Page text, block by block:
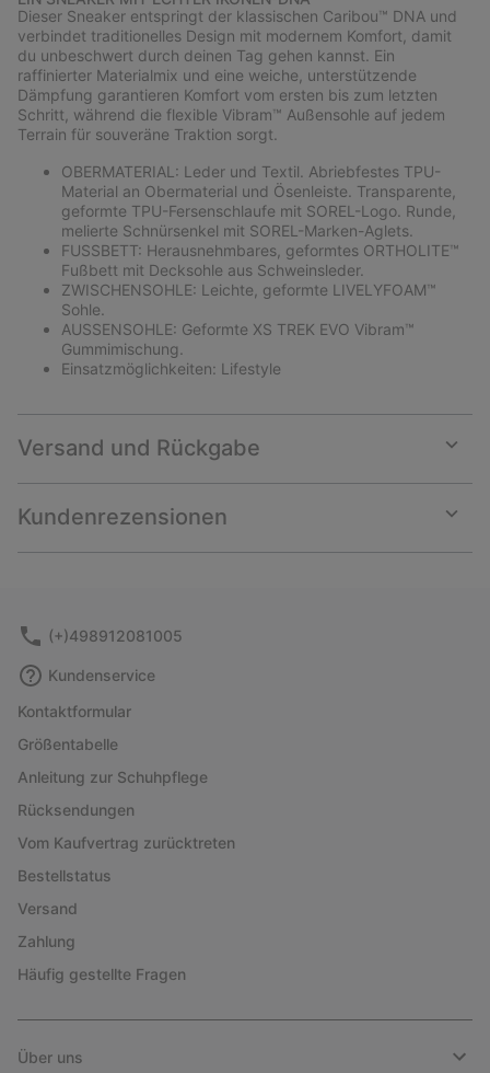
section
Dieser Sneaker entspringt der klassischen Caribou™ DNA und
verbindet traditionelles Design mit modernem Komfort, damit
du unbeschwert durch deinen Tag gehen kannst. Ein
raffinierter Materialmix und eine weiche, unterstützende
Dämpfung garantieren Komfort vom ersten bis zum letzten
Schritt, während die flexible Vibram™ Außensohle auf jedem
Terrain für souveräne Traktion sorgt.
OBERMATERIAL: Leder und Textil. Abriebfestes TPU-
Material an Obermaterial und Ösenleiste. Transparente,
geformte TPU-Fersenschlaufe mit SOREL-Logo. Runde,
melierte Schnürsenkel mit SOREL-Marken-Aglets.
FUSSBETT: Herausnehmbares, geformtes ORTHOLITE™
Fußbett mit Decksohle aus Schweinsleder.
ZWISCHENSOHLE: Leichte, geformte LIVELYFOAM™
Sohle.
AUSSENSOHLE: Geformte XS TREK EVO Vibram™
Gummimischung.
Einsatzmöglichkeiten: Lifestyle
Versand und Rückgabe
or
Kundenrezensionen
or
(+)498912081005
Kundenservice
Kontaktformular
Größentabelle
Anleitung zur Schuhpflege
Rücksendungen
Vom Kaufvertrag zurücktreten
Bestellstatus
Versand
Zahlung
Häufig gestellte Fragen
Über uns